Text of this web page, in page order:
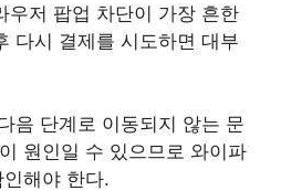
우저 팝업 차단이 가장 흔한
다시 결제를 시도하면 대부
음 단계로 이동되지 않는 문
원인일 수 있으므로 와이파
해야 한다.